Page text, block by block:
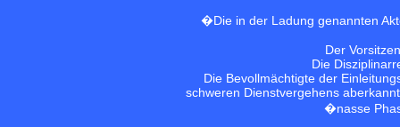
�Die in der Ladung genannten
Der
Die
Die Bevollmächtigte der
schweren Dienstvergehens
�nasse